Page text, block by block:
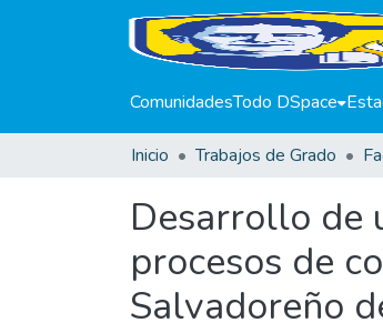
ComunidadesTodo DSpace
Inicio Trabajos de Grado
Desarrollo de
procesos de
Salvadoreño